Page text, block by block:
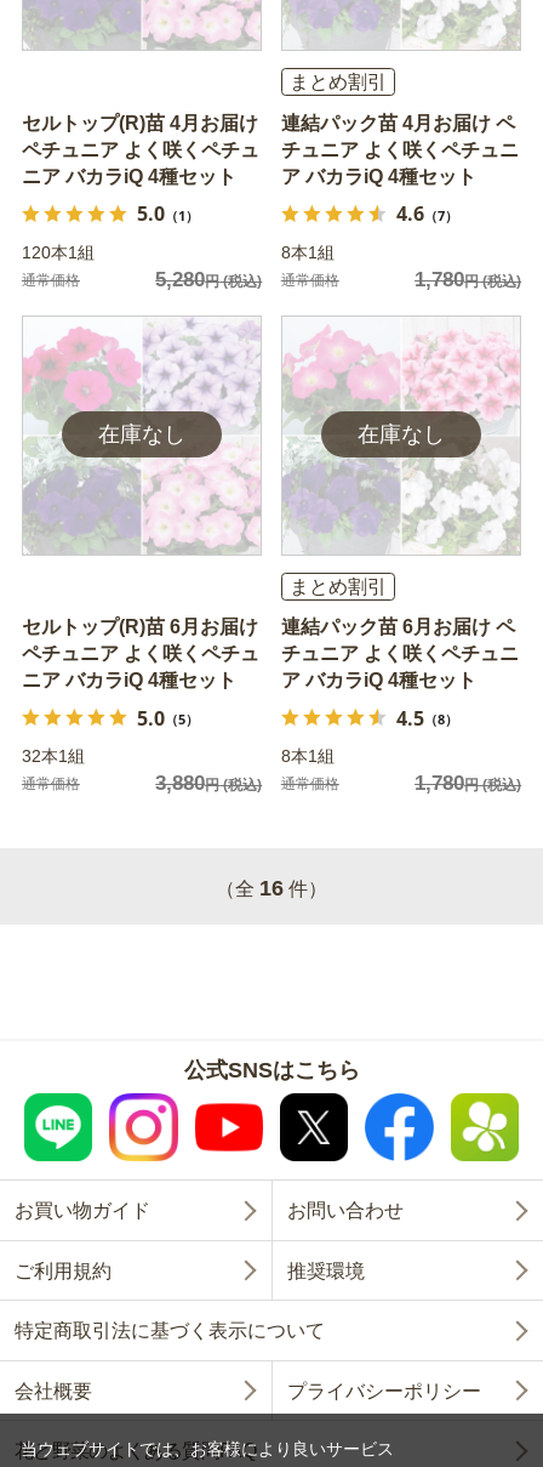
セルトップ(R)苗 4月お届け
ペチュニア よく咲くペチュ
ニア バカラiQ 4種セット
5.0（1）
120本1組
通常価格 5,280円(税込)
まとめ割引
連結パック苗 4月お届け ペ
チュニア よく咲くペチュニ
ア バカラiQ 4種セット
4.6（7）
8本1組
通常価格 1,780円(税込)
セルトップ(R)苗 6月お届け
ペチュニア よく咲くペチュ
ニア バカラiQ 4種セット
5.0（5）
32本1組
通常価格 3,880円(税込)
まとめ割引
連結パック苗 6月お届け ペ
チュニア よく咲くペチュニ
ア バカラiQ 4種セット
4.5（8）
8本1組
通常価格 1,780円(税込)
（全 16 件）
公式SNSはこちら
お買い物ガイド お問い合わせ
ご利用規約 推奨環境
特定商取引法に基づく表示について
会社概要 プライバシーポリシー
花と野菜のよくある質問FAQ
当ウェブサイトでは、お客様により良いサービス